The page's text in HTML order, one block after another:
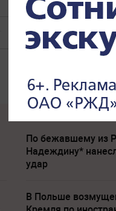
По бежавшему из
Надеждину*
удар
В Польше